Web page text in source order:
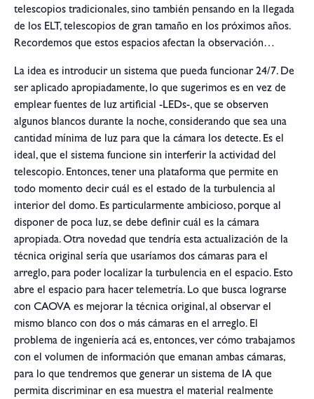
telescopios tradicionales, sino también pensando en la llegada
de los ELT, telescopios de gran tamaño en los próximos años.
Recordemos que estos espacios afectan la observación…
La idea es introducir un sistema que pueda funcionar 24/7. De
ser aplicado apropiadamente, lo que sugerimos es en vez de
emplear fuentes de luz artificial -LEDs-, que se observen
algunos blancos durante la noche, considerando que sea una
cantidad mínima de luz para que la cámara los detecte. Es el
ideal, que el sistema funcione sin interferir la actividad del
telescopio. Entonces, tener una plataforma que permite en
todo momento decir cuál es el estado de la turbulencia al
interior del domo. Es particularmente ambicioso, porque al
disponer de poca luz, se debe definir cuál es la cámara
apropiada. Otra novedad que tendría esta actualización de la
técnica original sería que usaríamos dos cámaras para el
arreglo, para poder localizar la turbulencia en el espacio. Esto
abre el espacio para hacer telemetría. Lo que busca lograrse
con CAOVA es mejorar la técnica original, al observar el
mismo blanco con dos o más cámaras en el arreglo. El
problema de ingeniería acá es, entonces, ver cómo trabajamos
con el volumen de información que emanan ambas cámaras,
para lo que tendremos que generar un sistema de IA que
permita discriminar en esa muestra el material realmente